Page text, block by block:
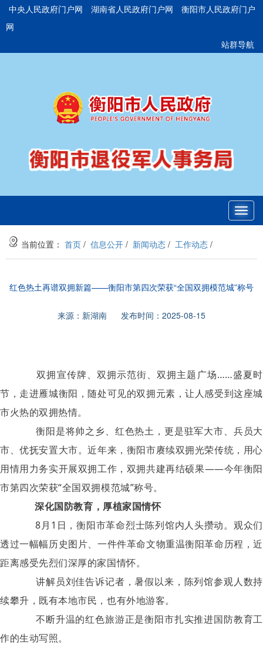
中央人民政府门户网 湖南省人民政府门户网
衡阳市人民政府门户
网
站群导航
当前位置： 首页 / 信息公开 / 新闻动态 / 工作动态 /
红色热土再谱双拥新篇——衡阳市第四次荣获“全国双拥模范城”称号
来源：新湖南 发布时间：2025-08-15
双拥宣传牌、双拥示范街、双拥主题广场……盛夏时
节，走进雁城衡阳，随处可见的双拥元素，让人感受到这座城
市火热的双拥热情。
衡阳是将帅之乡、红色热土，更是驻军大市、兵员大
市、优抚安置大市。近年来，衡阳市赓续双拥光荣传统，用心
用情用力务实开展双拥工作，双拥共建再结硕果——今年衡阳
市第四次荣获“全国双拥模范城”称号。
深化国防教育，厚植家国情怀
8月1日，衡阳市革命烈士陈列馆内人头攒动。观众们
透过一幅幅历史图片、一件件革命文物重温衡阳革命历程，近
距离感受先烈们深厚的家国情怀。
讲解员刘佳告诉记者，暑假以来，陈列馆参观人数持
续攀升，既有本地市民，也有外地游客。
不断升温的红色旅游正是衡阳市扎实推进国防教育工
作的生动写照。